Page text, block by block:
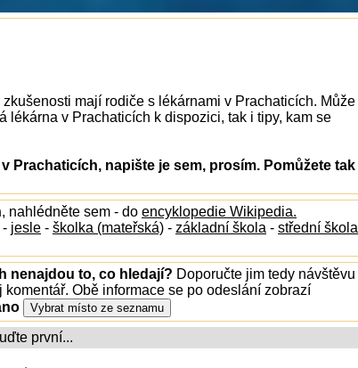
mají rodiče s lékárnami v Prachaticích. Může
lékárna v Prachaticích k dispozici, tak i tipy, kam se
Prachaticích, napište je sem, prosím. Pomůžete tak
, nahlédněte sem - do encyklopedie Wikipedia.
- jesle - školka (mateřská) - základní škola - střední škola
nenajdou to, co hledají? Doporučte jim tedy návštěvu
Obě informace se po odeslání zobrazí
první...